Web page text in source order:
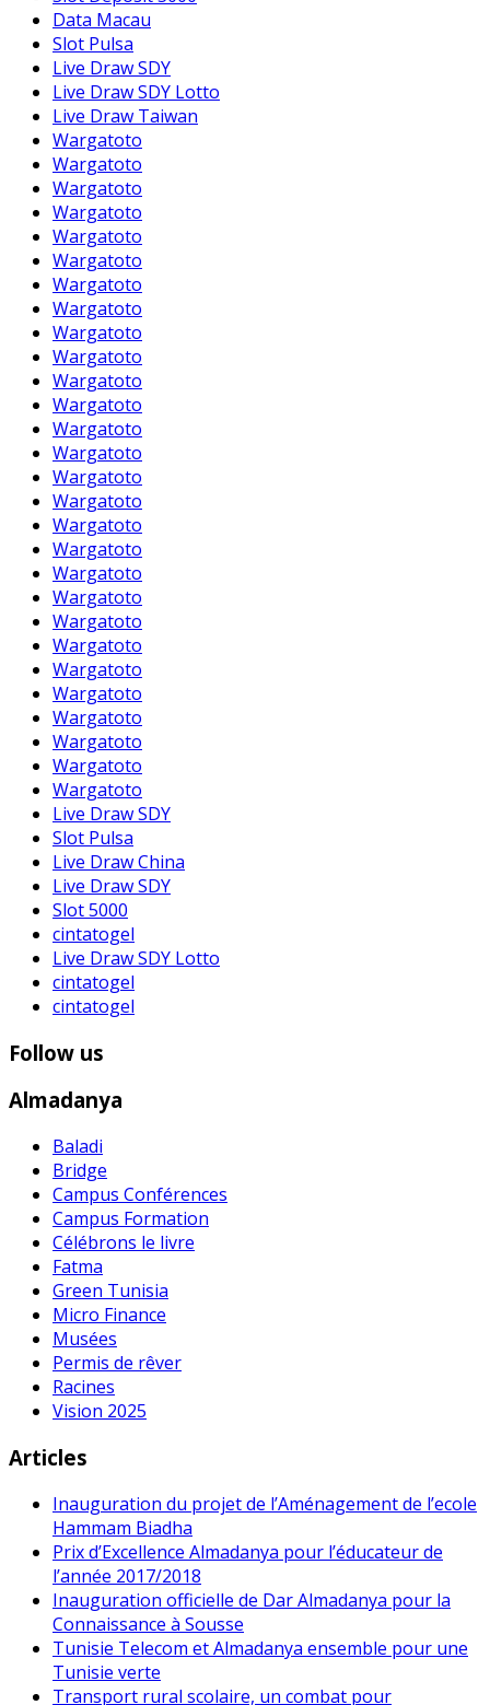
Data Macau
Slot Pulsa
Live Draw SDY
Live Draw SDY Lotto
Live Draw Taiwan
Wargatoto
Wargatoto
Wargatoto
Wargatoto
Wargatoto
Wargatoto
Wargatoto
Wargatoto
Wargatoto
Wargatoto
Wargatoto
Wargatoto
Wargatoto
Wargatoto
Wargatoto
Wargatoto
Wargatoto
Wargatoto
Wargatoto
Wargatoto
Wargatoto
Wargatoto
Wargatoto
Wargatoto
Wargatoto
Wargatoto
Wargatoto
Wargatoto
Live Draw SDY
Slot Pulsa
Live Draw China
Live Draw SDY
Slot 5000
cintatogel
Live Draw SDY Lotto
cintatogel
cintatogel
Follow us
Almadanya
Baladi
Bridge
Campus Conférences
Campus Formation
Célébrons le livre
Fatma
Green Tunisia
Micro Finance
Musées
Permis de rêver
Racines
Vision 2025
Articles
Inauguration du projet de l’Aménagement de l’ecole
Hammam Biadha
Prix d’Excellence Almadanya pour l’éducateur de
l’année 2017/2018
Inauguration officielle de Dar Almadanya pour la
Connaissance à Sousse
Tunisie Telecom et Almadanya ensemble pour une
Tunisie verte
Transport rural scolaire, un combat pour